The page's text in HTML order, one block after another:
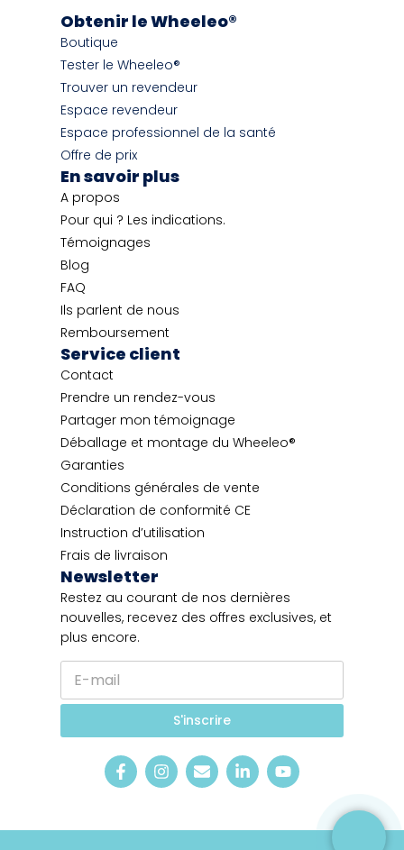
Obtenir le Wheeleo®
Boutique
Tester le Wheeleo®
Trouver un revendeur
Espace revendeur
Espace professionnel de la santé
Offre de prix
En savoir plus
A propos
Pour qui ? Les indications.
Témoignages
Blog
FAQ
Ils parlent de nous
Remboursement
Service client
Contact
Prendre un rendez-vous
Partager mon témoignage
Déballage et montage du Wheeleo®
Garanties
Conditions générales de vente
Déclaration de conformité CE
Instruction d’utilisation
Frais de livraison
Newsletter
Restez au courant de nos dernières
nouvelles, recevez des offres exclusives, et
plus encore.
E
m
l
l
n
m
S'inscrire